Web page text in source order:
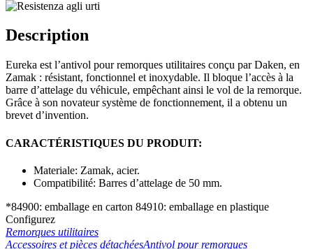
Description
Eureka est l’antivol pour remorques utilitaires conçu par Daken, en
Zamak : résistant, fonctionnel et inoxydable. Il bloque l’accès à la
barre d’attelage du véhicule, empêchant ainsi le vol de la remorque.
Grâce à son novateur système de fonctionnement, il a obtenu un
brevet d’invention.
CARACTÉRISTIQUES DU PRODUIT:
Materiale: Zamak, acier.
Compatibilité: Barres d’attelage de 50 mm.
*84900: emballage en carton 84910: emballage en plastique
Configurez
Remorques utilitaires
Accessoires et pièces détachéesAntivol pour remorques